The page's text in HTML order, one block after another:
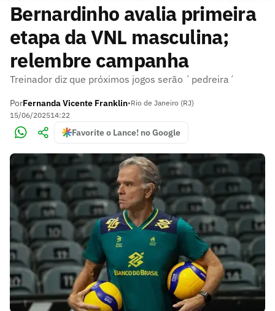
Bernardinho avalia primeira
etapa da VNL masculina;
relembre campanha
Treinador diz que próximos jogos serão `pedreira´
PorFernanda Vicente Franklin•Rio de Janeiro (RJ)
15/06/202514:22
Favorite o Lance! no Google